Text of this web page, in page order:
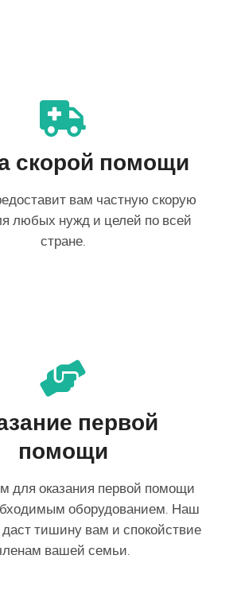
скорой помощи
вам частную скорую
любых нужд и целей по всей
стране.
первой
помощи
для оказания первой помощи
оборудованием. Наш
тишину вам и спокойствие
вашей семьи.